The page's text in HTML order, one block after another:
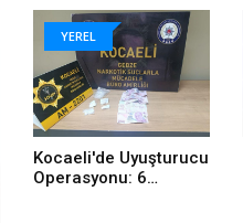
Tarihi Başarı: 1 Altın, 3
Bronz
YEREL
Kocaeli'de Uyuşturucu
Operasyonu: 6